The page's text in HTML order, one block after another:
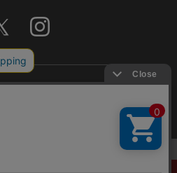
Co., Ltd.All rights Reserved.